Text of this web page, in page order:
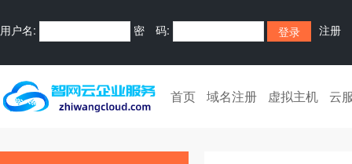
用户名: 密 码: 注册
首页 域名注册 虚拟主机 云